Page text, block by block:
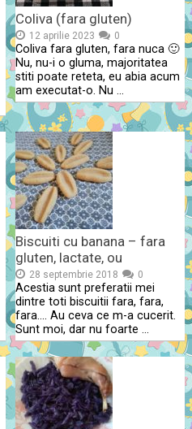
Coliva (fara gluten)
12 aprilie 2023 0
Coliva fara gluten, fara nuca 🙂
Nu, nu-i o gluma, majoritatea
stiti poate reteta, eu abia acum
am executat-o. Nu …
Biscuiti cu banana – fara
gluten, lactate, ou
28 septembrie 2018 0
Acestia sunt preferatii mei
dintre toti biscuitii fara, fara,
fara…. Au ceva ce m-a cucerit.
Sunt moi, dar nu foarte …